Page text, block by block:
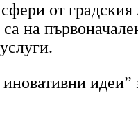
от градския
на
идеи”